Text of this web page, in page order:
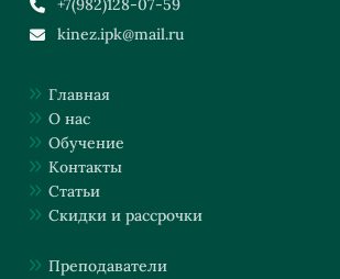
+7(982)128-07-59
kinez.ipk@mail.ru
Главная
О нас
Обучение
Контакты
Статьи
Скидки и рассрочки
Преподаватели